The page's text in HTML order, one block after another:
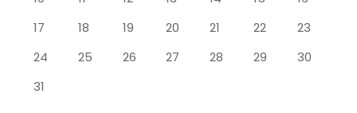
院
れた患者さまの声
By: 院長 山下 On: 2026年5月23日
ジャンプやダッシュで膝のお皿の下が
17
18 19 20 21 22
23
24
25 26 27 28 29
30
31